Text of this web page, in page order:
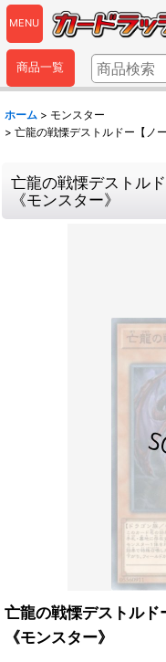
MENU
商品一覧
ホーム > モンスター
> 亡龍の戦慄デストルドー【ノ
亡龍の戦慄デストル
《モンスター》
亡龍の戦慄デストル
《モンスター》